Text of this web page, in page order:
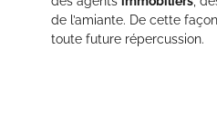
de l’amiante. De cette
toute future répercussion.